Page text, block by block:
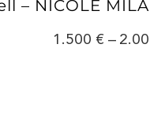
– NICOLE
1.500 –